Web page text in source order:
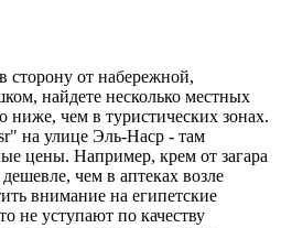
сторону от набережной,
найдете несколько местных
ниже, чем в туристических зонах.
на улице Эль-Наср - там
цены. Например, крем от загара
чем в аптеках возле
внимание на египетские
не уступают по качеству